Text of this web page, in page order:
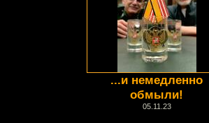
...и немедленно
обмыли!
05.11.23